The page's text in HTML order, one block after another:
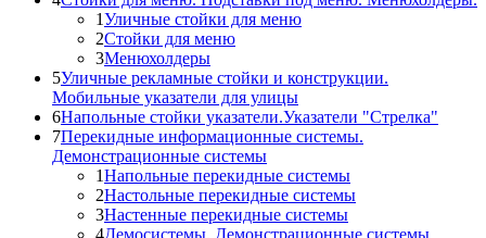
1Уличные стойки для меню
2Стойки для меню
3Менюхолдеры
5Уличные рекламные стойки и конструкции.
Мобильные указатели для улицы
6Напольные стойки указатели.Указатели "Стрелка"
7Перекидные информационные системы.
Демонстрационные системы
1Напольные перекидные системы
2Настольные перекидные системы
3Настенные перекидные системы
4Демосистемы. Демонстрационные системы